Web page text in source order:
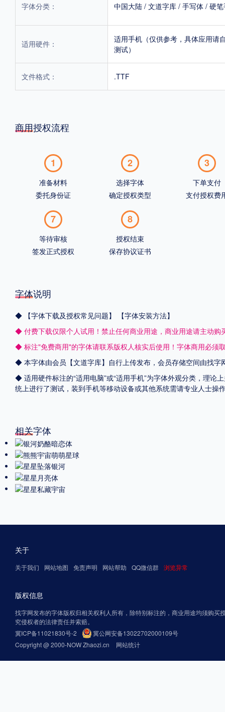
字体分类： 中国大陆 / 文道字库 / 手写体 / 硬
适用硬件：
适用手机（仅供参考，具体应用请
测试）
文件格式： .TTF
商用授权流程
1
准备材料
委托身份证
2
选择字体
确定授权类型
3
下单支付
支付授权费
7
等待审核
签发正式授权
8
授权结束
保存协议证书
字体说明
◆ 【字体下载及授权常见问题】
【字体安装方法】
◆ 付费下载仅限个人试用！禁止任何商业用途，商业用途请主动购
◆ 标注"免费商用"的字体请联系版权人核实后使用！字体商用必须
◆ 本字体由会员【文道字库】自行上传发布，会员存储空间由找
◆ 适用硬件标注的“适用电脑”或“适用手机”为字体外观分类，理论
统上进行了测试，装到手机等移动设备或其他系统需请专业人士
相关字体
关于
关于我们 网站地图 免责声明 网站帮助 QQ微信群 浏览异常
版权信息
找字网发布的字体版权归相关权利人所有，除特别标注的，商业用途均须购买
究侵权者的法律责任并索赔。
冀ICP备11021830号-2
冀公网安备13022702000109号
Copyright @ 2000-NOW Zhaozi.cn
网站统计